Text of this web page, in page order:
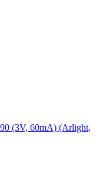
(3V, 60mA) (Arlight,